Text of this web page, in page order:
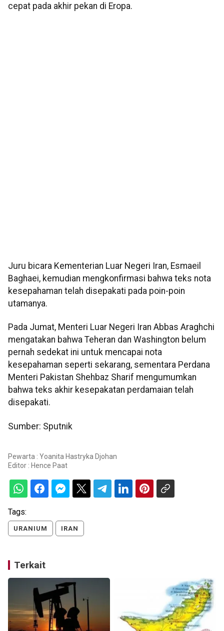
cepat pada akhir pekan di Eropa.
Juru bicara Kementerian Luar Negeri Iran, Esmaeil
Baghaei, kemudian mengkonfirmasi bahwa teks nota
kesepahaman telah disepakati pada poin-poin
utamanya.
Pada Jumat, Menteri Luar Negeri Iran Abbas Araghchi
mengatakan bahwa Teheran dan Washington belum
pernah sedekat ini untuk mencapai nota
kesepahaman seperti sekarang, sementara Perdana
Menteri Pakistan Shehbaz Sharif mengumumkan
bahwa teks akhir kesepakatan perdamaian telah
disepakati.
Sumber: Sputnik
Pewarta : Yoanita Hastryka Djohan
Editor : Hence Paat
Tags:
URANIUM IRAN
Terkait